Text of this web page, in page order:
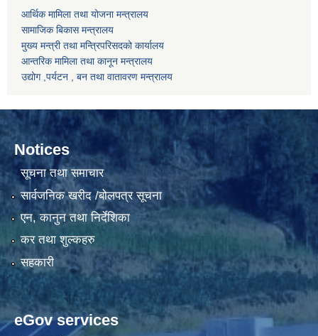
आर्थिक मामिला तथा योजना मन्त्रालय
सामाजिक बिकास मन्त्रालय
मुख्य मन्त्री तथा मन्त्रिपरिसदको कार्यालय
आन्तरिक मामिला तथा कानून मन्त्रालय
उद्योग ,पर्यटन , बन तथा वातावरण मन्त्रालय
Notices
सूचना तथा समाचार
सार्वजनिक खरीद /बोलपत्र सूचना
एन, कानुन तथा निर्देशिका
कर तथा शुल्कहरु
सहकारी
eGov services